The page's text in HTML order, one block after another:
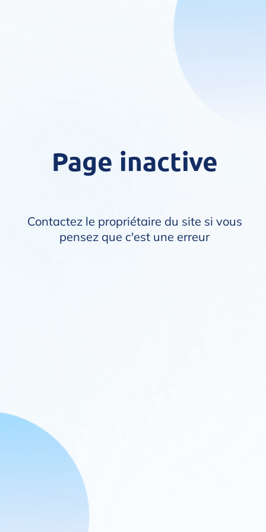
Page inactive
Contactez le propriétaire du site si vous
pensez que c'est une erreur